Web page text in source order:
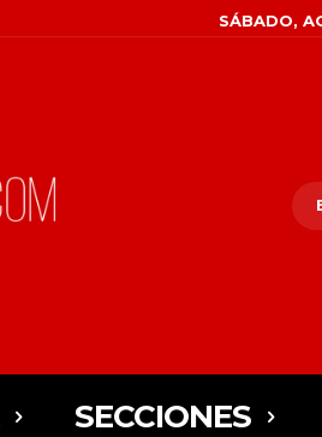
SÁBADO,
SECCIONES